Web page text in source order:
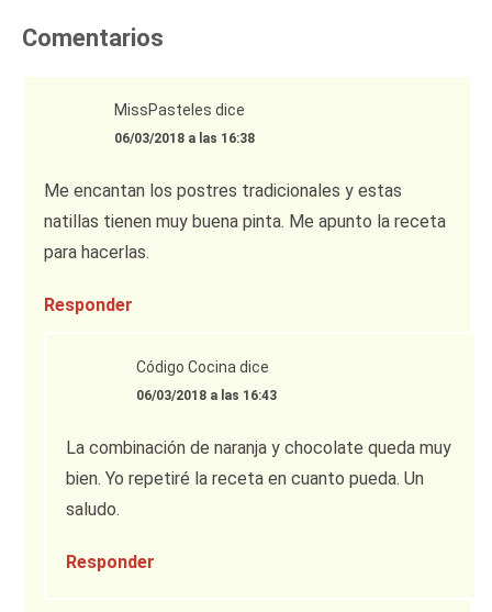
Comentarios
MissPasteles dice
06/03/2018 a las 16:38
Me encantan los postres tradicionales y estas
natillas tienen muy buena pinta. Me apunto la receta
para hacerlas.
Responder
Código Cocina dice
06/03/2018 a las 16:43
La combinación de naranja y chocolate queda muy
bien. Yo repetiré la receta en cuanto pueda. Un
saludo.
Responder